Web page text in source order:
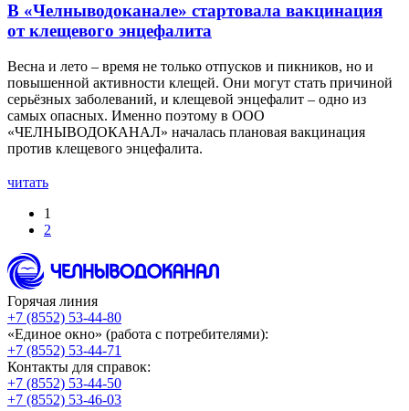
В «Челныводоканале» стартовала вакцинация
от клещевого энцефалита
Весна и лето – время не только отпусков и пикников, но и
повышенной активности клещей. Они могут стать причиной
серьёзных заболеваний, и клещевой энцефалит – одно из
самых опасных. Именно поэтому в ООО
«ЧЕЛНЫВОДОКАНАЛ» началась плановая вакцинация
против клещевого энцефалита.
читать
1
2
Горячая линия
+7 (8552) 53-44-80
«Единое окно» (работа с потребителями):
+7 (8552) 53-44-71
Контакты для справок:
+7 (8552) 53-44-50
+7 (8552) 53-46-03